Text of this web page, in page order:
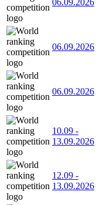
06.09.2026
06.09.2026
10.09 -
13.09.2026
12.09 -
13.09.2026